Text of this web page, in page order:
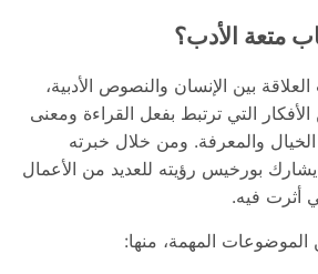
متعة الأدب؟
بين الإنسان والنصوص الأدبية،
التي ترتبط بفعل القراءة ومعنى
والمعرفة. ومن خلال خبرته
بورخيس رؤيته للعديد من الأعمال
أثرت فيه.
الموضوعات المهمة، منها: